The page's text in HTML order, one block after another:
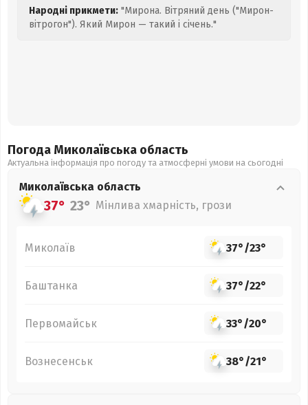
Народні прикмети: "Мирона. Вітряний день ("Мирон-
вітрогон"). Який Мирон — такий і січень."
Погода Миколаївська область
Актуальна інформація про погоду та атмосферні умови на сьогодні
Миколаївська область
37° 23° Мінлива хмарність, грози
Миколаїв 37°/23°
Баштанка 37°/22°
Первомайськ 33°/20°
Вознесенськ 38°/21°